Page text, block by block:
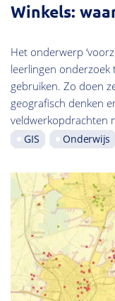
Winkels:
Het onderwerp
leerlingen onderzoek
gebruiken. Zo doen
geografisch denken
veldwerkopdrachten
GIS Onderwijs